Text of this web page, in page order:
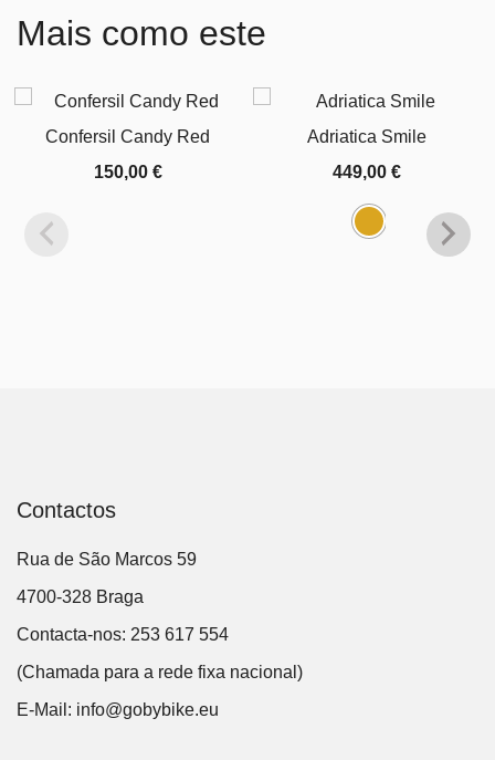
Mais como este
Confersil Candy Red
150,00 €
Adriatica Smile
449,00€
Contactos
Rua de São Marcos 59
4700-328 Braga
Contacta-nos: 253 617 554
(Chamada para a rede fixa nacional)
E-Mail: info@gobybike.eu